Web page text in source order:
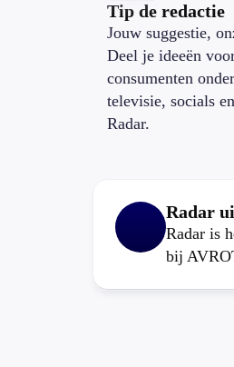
Tip de redactie
Jouw suggestie,
Deel je ideeën
consumenten
televisie, socials
Radar.
Radar
Radar is
bij